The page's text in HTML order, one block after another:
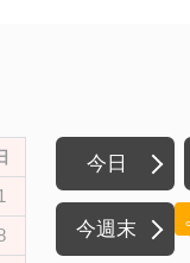
今日
今週末